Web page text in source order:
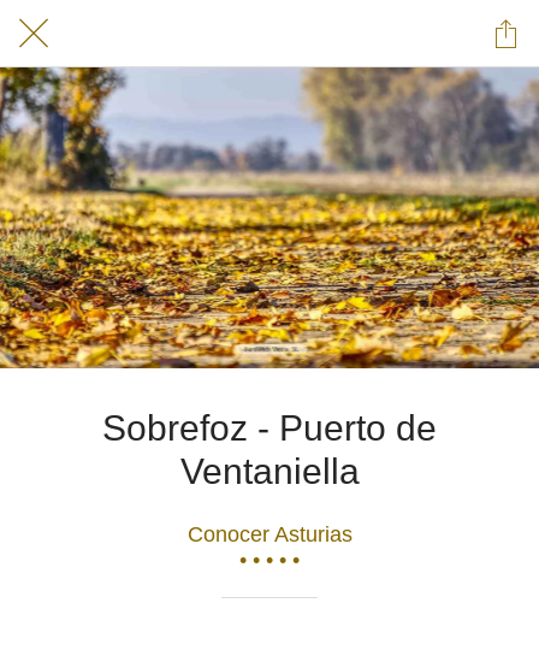
Sobrefoz - Puerto de
Ventaniella
Conocer Asturias
• • • • •